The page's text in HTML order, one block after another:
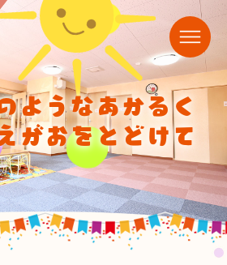
ようなあかるく
がおをとどけて